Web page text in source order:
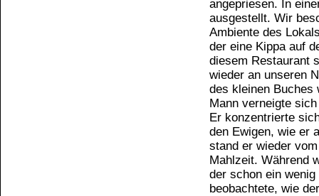
angepriesen. In
ausgestellt. Wir
Ambiente des
der eine Kippa auf
diesem Restaurant
wieder an unseren
des kleinen Buches
Mann verneigte
Er konzentrierte
den Ewigen, wie er
stand er wieder
Mahlzeit. Während
der schon ein
beobachtete, wie